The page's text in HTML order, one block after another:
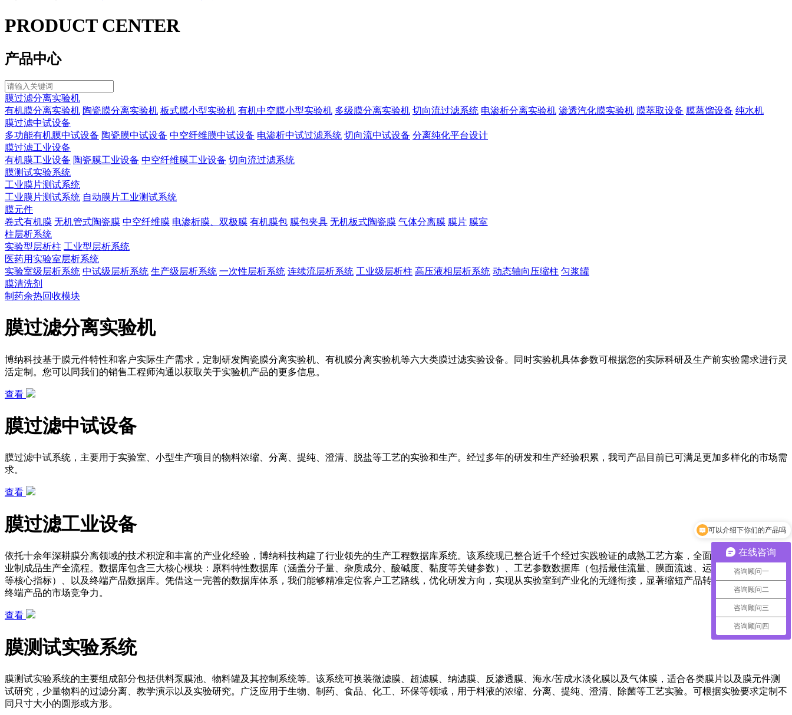
PRODUCT CENTER
产品中心
膜过滤分离实验机
有机膜分离实验机 陶瓷膜分离实验机 板式膜小型实验机 有机中空膜小型实验机 多级膜分离实验机 切向流过滤系统 电渗析分离实验机 渗透汽化膜实验机 膜萃取设备 膜蒸馏设备 纯水机
膜过滤中试设备
多功能有机膜中试设备 陶瓷膜中试设备 中空纤维膜中试设备 电渗析中试过滤系统 切向流中试设备 分离纯化平台设计
膜过滤工业设备
有机膜工业设备 陶瓷膜工业设备 中空纤维膜工业设备 切向流过滤系统
膜测试实验系统
工业膜片测试系统
工业膜片测试系统 自动膜片工业测试系统
膜元件
卷式有机膜 无机管式陶瓷膜 中空纤维膜 电渗析膜、双极膜 有机膜包 膜包夹具 无机板式陶瓷膜 气体分离膜 膜片 膜室
柱层析系统
实验型层析柱 工业型层析系统
医药用实验室层析系统
实验室级层析系统 中试级层析系统 生产级层析系统 一次性层析系统 连续流层析系统 工业级层析柱 高压液相层析系统 动态轴向压缩柱 匀浆罐
膜清洗剂
制药余热回收模块
膜过滤分离实验机
博纳科技基于膜元件特性和客户实际生产需求，定制研发陶瓷膜分离实验机、有机膜分离实验机等六大类膜过滤实验设备。同时实验机具体参数可根据您的实际科研及生产前实验需求进行灵
活定制。您可以同我们的销售工程师沟通以获取关于实验机产品的更多信息。
查看
膜过滤中试设备
膜过滤中试系统，主要用于实验室、小型生产项目的物料浓缩、分离、提纯、澄清、脱盐等工艺的实验和生产。经过多年的研发和生产经验积累，我司产品目前已可满足更加多样化的市场需
求。
查看
膜过滤工业设备
依托十余年深耕膜分离领域的技术积淀和丰富的产业化经验，博纳科技构建了行业领先的生产工程数据库系统。该系统现已整合近千个经过实践验证的成熟工艺方案，全面覆盖多个行业的工
业制成品生产全流程。数据库包含三大核心模块：原料特性数据库（涵盖分子量、杂质成分、酸碱度、黏度等关键参数）、工艺参数数据库（包括最佳流量、膜面流速、运行体积、滞留时间
等核心指标）、以及终端产品数据库。凭借这一完善的数据库体系，我们能够精准定位客户工艺路线，优化研发方向，实现从实验室到产业化的无缝衔接，显著缩短产品转化周期，全面提升
终端产品的市场竞争力。
查看
膜测试实验系统
膜测试实验系统的主要组成部分包括供料泵膜池、物料罐及其控制系统等。该系统可换装微滤膜、超滤膜、纳滤膜、反渗透膜、海水/苦成水淡化膜以及气体膜，适合各类膜片以及膜元件测
试研究，少量物料的过滤分离、教学演示以及实验研究。广泛应用于生物、制药、食品、化工、环保等领域，用于料液的浓缩、分离、提纯、澄清、除菌等工艺实验。可根据实验要求定制不
同只寸大小的圆形或方形。
在线咨询
咨询顾问一
咨询顾问二
咨询顾问三
咨询顾问四
你们是怎么收费的呢